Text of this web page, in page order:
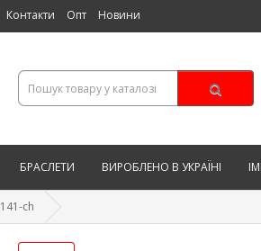
Контакти Опт Новини
БРАСЛЕТИ ВИРОБЛЕНО В УКРАЇНІ
ch